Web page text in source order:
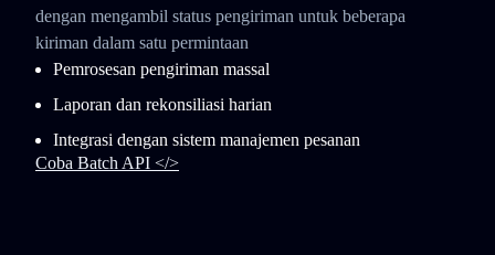
dengan mengambil status pengiriman untuk beberapa
kiriman dalam satu permintaan
Pemrosesan pengiriman massal
Laporan dan rekonsiliasi harian
Integrasi dengan sistem manajemen pesanan
Coba Batch API </>